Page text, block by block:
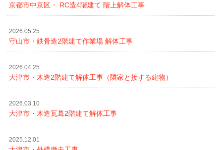
京都市中京区・ RC造4階建て 階上解体工事
2026.05.25
守山市・鉄骨造2階建て作業場 解体工事
2026.04.25
大津市・木造2階建て解体工事（隣家と接する建物）
2026.03.10
大津市・木造瓦葺2階建て解体工事
2025.12.01